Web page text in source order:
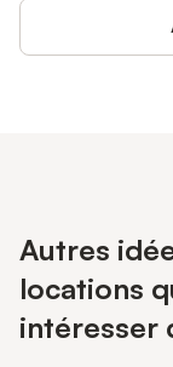
Autres
locations
intéresser